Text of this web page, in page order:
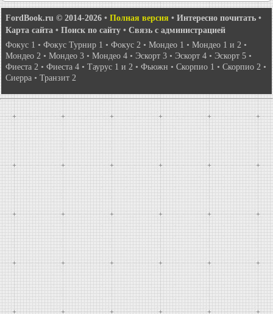
FordBook.ru © 2014-2026 • Полная версия • Интересно почитать •
Карта сайта • Поиск по сайту • Связь с администрацией
Фокус 1 • Фокус Турнир 1 • Фокус 2 • Мондео 1 • Мондео 1 и 2 •
Мондео 2 • Мондео 3 • Мондео 4 • Эскорт 3 • Эскорт 4 • Эскорт 5 •
Фиеста 2 • Фиеста 4 • Таурус 1 и 2 • Фьюжн • Скорпио 1 • Скорпио 2 •
Сиерра • Транзит 2